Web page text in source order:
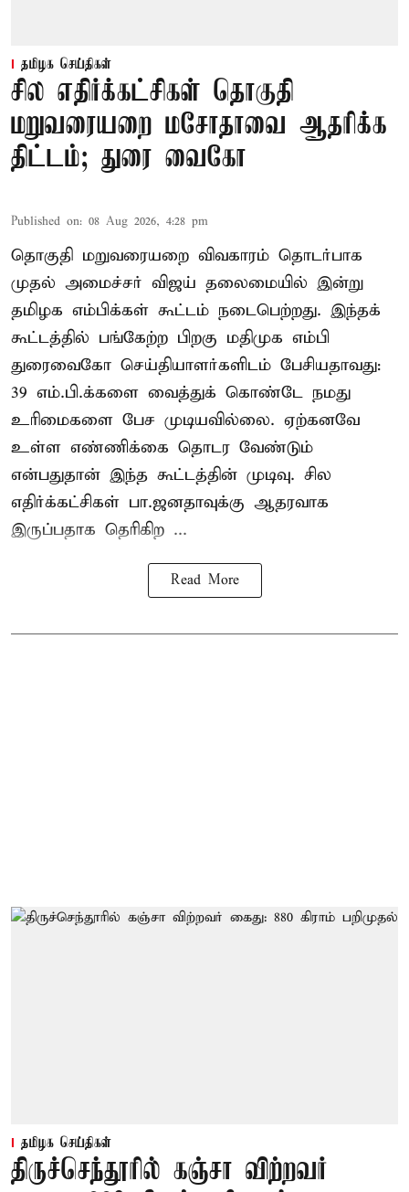
தமிழக செய்திகள்
சில எதிர்க்கட்சிகள் தொகுதி
மறுவரையறை மசோதாவை ஆதரிக்க
திட்டம்; துரை வைகோ
Published on: 08 Aug 2026, 4:28 pm
தொகுதி மறுவரையறை விவகாரம் தொடர்பாக
முதல் அமைச்சர் விஜய் தலைமையில் இன்று
தமிழக எம்பிக்கள் கூட்டம் நடைபெற்றது. இந்தக்
கூட்டத்தில் பங்கேற்ற பிறகு மதிமுக எம்பி
துரைவைகோ செய்தியாளர்களிடம் பேசியதாவது:
39 எம்.பி.க்களை வைத்துக் கொண்டே நமது
உரிமைகளை பேச முடியவில்லை. ஏற்கனவே
உள்ள எண்ணிக்கை தொடர வேண்டும்
என்பதுதான் இந்த கூட்டத்தின் முடிவு. சில
எதிர்க்கட்சிகள் பா.ஜனதாவுக்கு ஆதரவாக
இருப்பதாக தெரிகிற ...
Read More
தமிழக செய்திகள்
திருச்செந்தூரில் கஞ்சா விற்றவர்